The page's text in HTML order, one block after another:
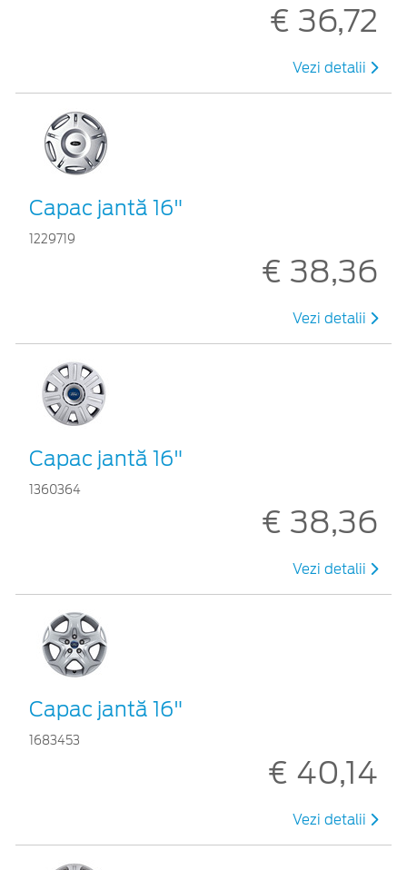
€ 36,72
Vezi detalii
Capac jantă 16"
1229719
€ 38,36
Vezi detalii
Capac jantă 16"
1360364
€ 38,36
Vezi detalii
Capac jantă 16"
1683453
€ 40,14
Vezi detalii